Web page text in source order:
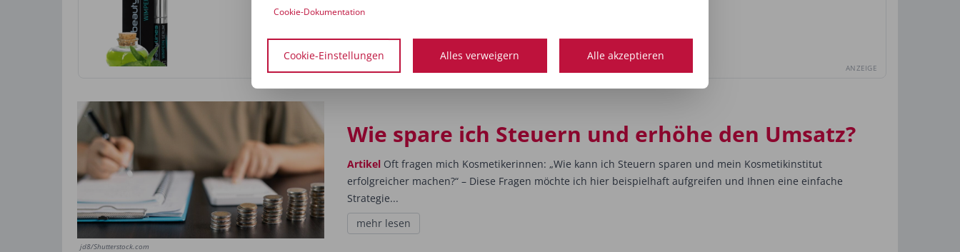
ANZEIGE
jd8/Shutterstock.com
Wie spare ich Steuern und erhöhe den Umsatz?
ArtikelOft fragen mich Kosmetikerinnen: „Wie kann ich Steuern sparen und mein Kosmetikinstitut
erfolgreicher machen?“ – Diese Fragen möchte ich hier beispielhaft aufgreifen und Ihnen eine einfache
Strategie...
mehr lesen
Cookie-Dokumentation
Cookie-Einstellungen Alles verweigern Alle akzeptieren